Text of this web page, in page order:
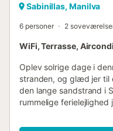
Sabinillas, Manilva
6 personer 2
WiFi, Terrasse,
Oplev solrige dage i
stranden, og glæd jer til
den lange sandstrand i
rummelige ferielejlighed
laver mad i det åbne